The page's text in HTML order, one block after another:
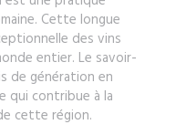
Cette longue
des vins
entier. Le savoir-
de génération en
qui contribue à la
cette région.